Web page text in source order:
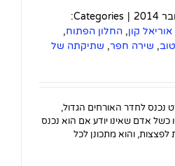
|
Categories:
אוריאל קון, החלון הפתוח,
, שירה חפר, שתיקתה של
נכנס לחדר האורחים הגדול,
כשל אדם שאינו יודע אם הוא נכנס
לפצצות, והוא מתכונן לכל